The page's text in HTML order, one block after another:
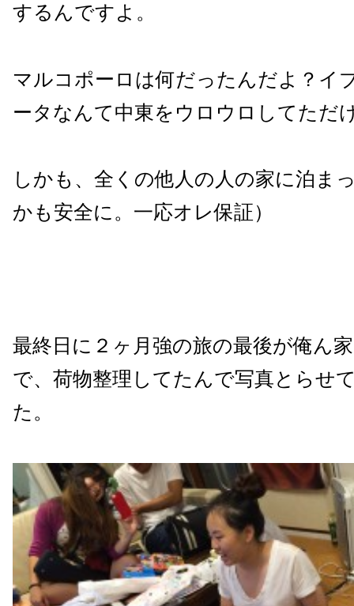
するんですよ。
マルコポーロは何だったんだよ？イ
ータなんて中東をウロウロしてただ
しかも、全くの他人の人の家に泊ま
かも安全に。一応オレ保証）
最終日に２ヶ月強の旅の最後が俺ん
で、荷物整理してたんで写真とらせ
た。